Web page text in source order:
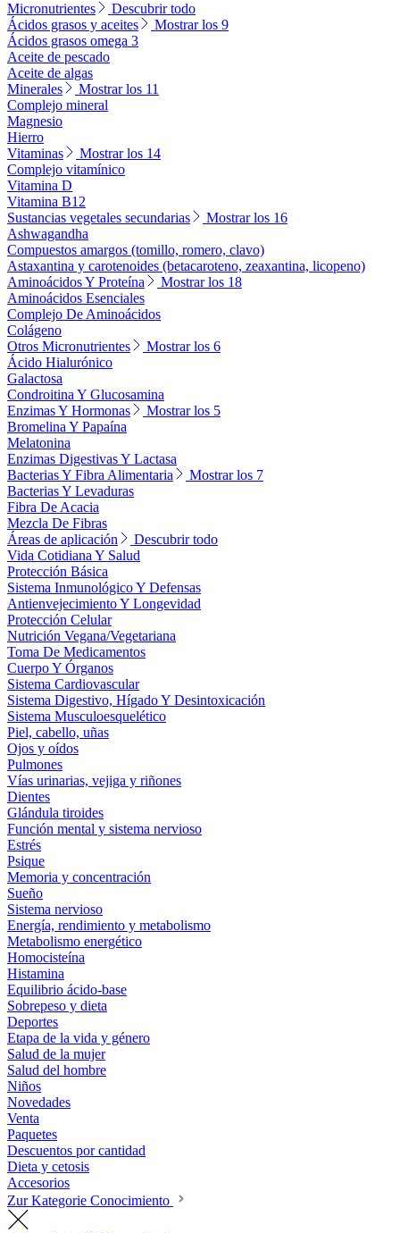
Micronutrientes
Descubrir todo
Ácidos grasos y aceites
Mostrar los 9
Ácidos grasos omega 3
Aceite de pescado
Aceite de algas
Minerales
Mostrar los 11
Complejo mineral
Magnesio
Hierro
Vitaminas
Mostrar los 14
Complejo vitamínico
Vitamina D
Vitamina B12
Sustancias vegetales secundarias
Mostrar los 16
Ashwagandha
Compuestos amargos (tomillo, romero, clavo)
Astaxantina y carotenoides (betacaroteno, zeaxantina, licopeno)
Aminoácidos Y Proteína
Mostrar los 18
Aminoácidos Esenciales
Complejo De Aminoácidos
Colágeno
Otros Micronutrientes
Mostrar los 6
Ácido Hialurónico
Galactosa
Condroitina Y Glucosamina
Enzimas Y Hormonas
Mostrar los 5
Bromelina Y Papaína
Melatonina
Enzimas Digestivas Y Lactasa
Bacterias Y Fibra Alimentaria
Mostrar los 7
Bacterias Y Levaduras
Fibra De Acacia
Mezcla De Fibras
Áreas de aplicación
Descubrir todo
Vida Cotidiana Y Salud
Protección Básica
Sistema Inmunológico Y Defensas
Antienvejecimiento Y Longevidad
Protección Celular
Nutrición Vegana/Vegetariana
Toma De Medicamentos
Cuerpo Y Órganos
Sistema Cardiovascular
Sistema Digestivo, Hígado Y Desintoxicación
Sistema Musculoesquelético
Piel, cabello, uñas
Ojos y oídos
Pulmones
Vías urinarias, vejiga y riñones
Dientes
Glándula tiroides
Función mental y sistema nervioso
Estrés
Psique
Memoria y concentración
Sueño
Sistema nervioso
Energía, rendimiento y metabolismo
Metabolismo energético
Homocisteína
Histamina
Equilibrio ácido-base
Sobrepeso y dieta
Deportes
Etapa de la vida y género
Salud de la mujer
Salud del hombre
Niños
Novedades
Venta
Paquetes
Descuentos por cantidad
Dieta y cetosis
Accesorios
Zur Kategorie Conocimiento